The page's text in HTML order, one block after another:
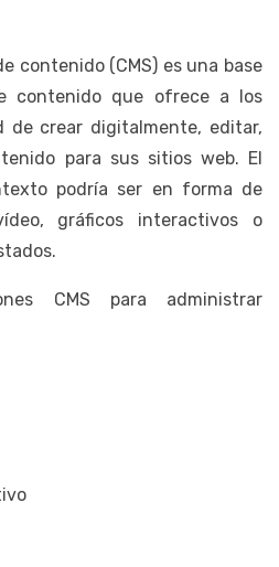
contenido (CMS) es una base
contenido que ofrece a los
de crear digitalmente, editar,
para sus sitios web. El
podría ser en forma de
gráficos interactivos o
CMS para administrar